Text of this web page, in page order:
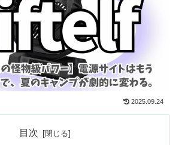
2025.09.24
目次